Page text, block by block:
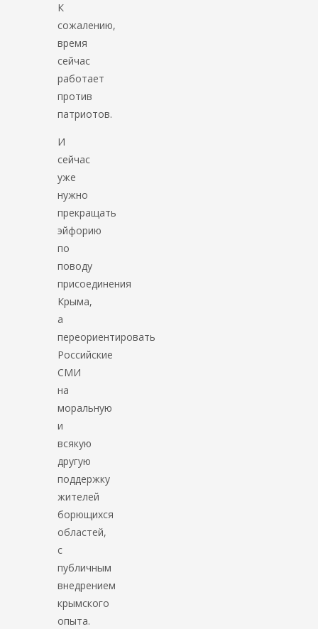
К
сожалению,
время
сейчас
работает
против
патриотов.
И
сейчас
уже
нужно
прекращать
эйфорию
по
поводу
присоединения
Крыма,
а
переориентировать
Российские
СМИ
на
моральную
и
всякую
другую
поддержку
жителей
борющихся
областей,
с
публичным
внедрением
крымского
опыта.